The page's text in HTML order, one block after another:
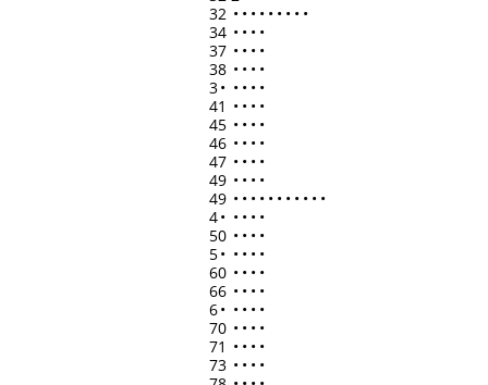
32 • • • • • • • • •
34 • • • •
37 • • • •
38 • • • •
3• • • • •
41 • • • •
45 • • • •
46 • • • •
47 • • • •
49 • • • •
49 • • • • • • • • • • •
4• • • • •
50 • • • •
5• • • • •
60 • • • •
66 • • • •
6• • • • •
70 • • • •
71 • • • •
73 • • • •